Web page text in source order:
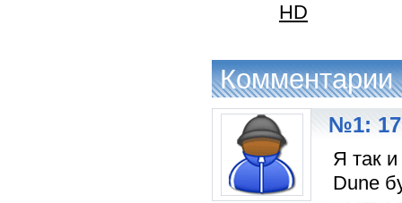
HD
Комментарии
№1: 17
Я так
Dune